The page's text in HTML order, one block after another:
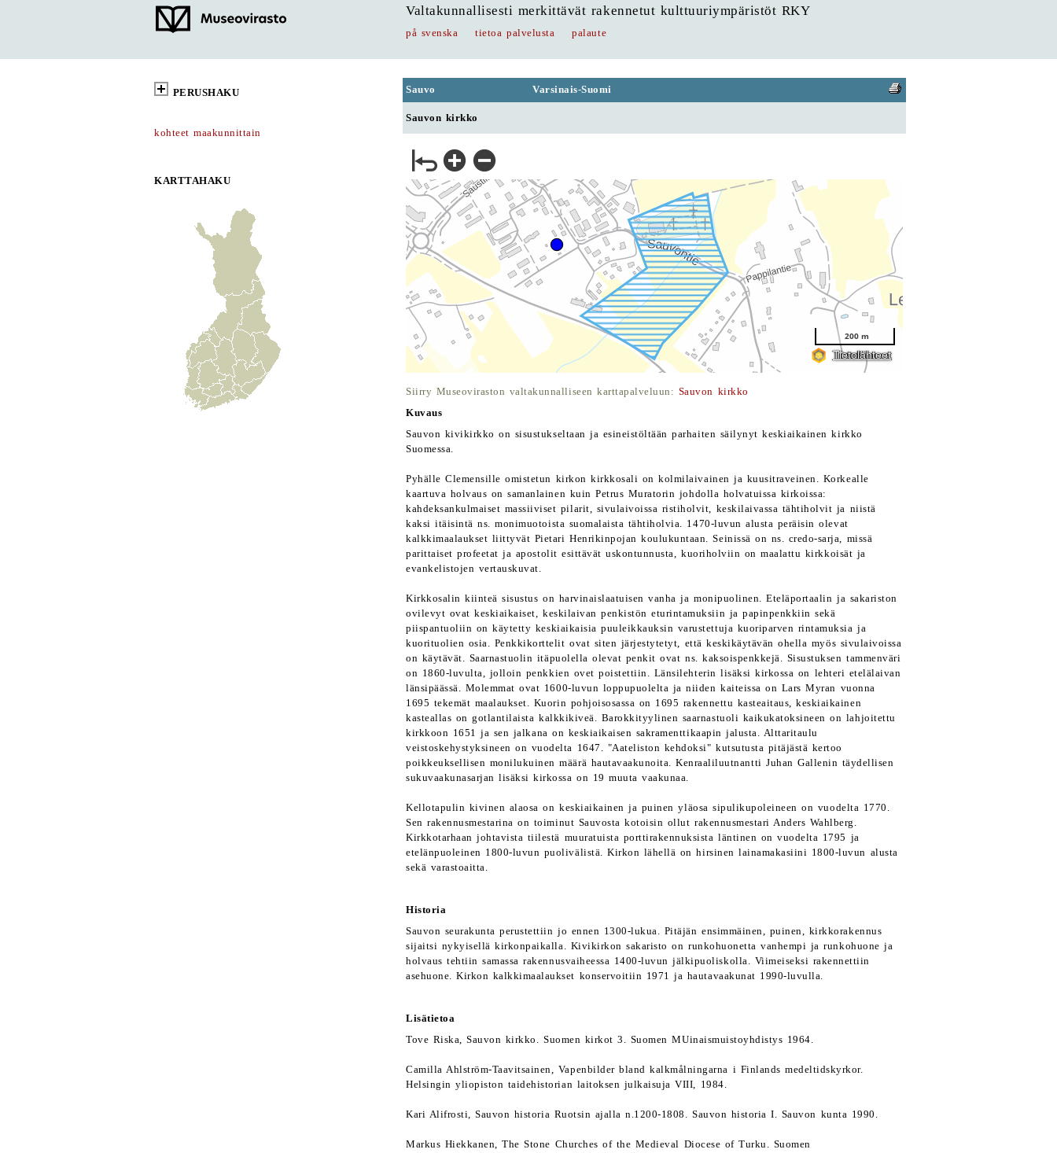
Valtakunnallisesti merkittävät rakennetut kulttuuriympäristöt RKY
på svenska tietoa palvelusta palaute
PERUSHAKU
kohteet maakunnittain
KARTTAHAKU
Sauvo Varsinais-Suomi
Sauvon kirkko
Siirry Museoviraston valtakunnalliseen karttapalveluun: Sauvon kirkko
Kuvaus
Sauvon kivikirkko on sisustukseltaan ja esineistöltään parhaiten säilynyt keskiaikainen kirkko
Suomessa.
Pyhälle Clemensille omistetun kirkon kirkkosali on kolmilaivainen ja kuusitraveinen. Korkealle
kaartuva holvaus on samanlainen kuin Petrus Muratorin johdolla holvatuissa kirkoissa:
kahdeksankulmaiset massiiviset pilarit, sivulaivoissa ristiholvit, keskilaivassa tähtiholvit ja niistä
kaksi itäisintä ns. monimuotoista suomalaista tähtiholvia. 1470-luvun alusta peräisin olevat
kalkkimaalaukset liittyvät Pietari Henrikinpojan koulukuntaan. Seinissä on ns. credo-sarja, missä
parittaiset profeetat ja apostolit esittävät uskontunnusta, kuoriholviin on maalattu kirkkoisät ja
evankelistojen vertauskuvat.
Kirkkosalin kiinteä sisustus on harvinaislaatuisen vanha ja monipuolinen. Eteläportaalin ja sakariston
ovilevyt ovat keskiaikaiset, keskilaivan penkistön eturintamuksiin ja papinpenkkiin sekä
piispantuoliin on käytetty keskiaikaisia puuleikkauksin varustettuja kuoriparven rintamuksia ja
kuorituolien osia. Penkkikorttelit ovat siten järjestytetyt, että keskikäytävän ohella myös sivulaivoissa
on käytävät. Saarnastuolin itäpuolella olevat penkit ovat ns. kaksoispenkkejä. Sisustuksen tammenväri
on 1860-luvulta, jolloin penkkien ovet poistettiin. Länsilehterin lisäksi kirkossa on lehteri etelälaivan
länsipäässä. Molemmat ovat 1600-luvun loppupuolelta ja niiden kaiteissa on Lars Myran vuonna
1695 tekemät maalaukset. Kuorin pohjoisosassa on 1695 rakennettu kasteaitaus, keskiaikainen
kasteallas on gotlantilaista kalkkikiveä. Barokkityylinen saarnastuoli kaikukatoksineen on lahjoitettu
kirkkoon 1651 ja sen jalkana on keskiaikaisen sakramenttikaapin jalusta. Alttaritaulu
veistoskehystyksineen on vuodelta 1647. "Aateliston kehdoksi" kutsutusta pitäjästä kertoo
poikkeuksellisen monilukuinen määrä hautavaakunoita. Kenraaliluutnantti Juhan Gallenin täydellisen
sukuvaakunasarjan lisäksi kirkossa on 19 muuta vaakunaa.
Kellotapulin kivinen alaosa on keskiaikainen ja puinen yläosa sipulikupoleineen on vuodelta 1770.
Sen rakennusmestarina on toiminut Sauvosta kotoisin ollut rakennusmestari Anders Wahlberg.
Kirkkotarhaan johtavista tiilestä muuratuista porttirakennuksista läntinen on vuodelta 1795 ja
etelänpuoleinen 1800-luvun puolivälistä. Kirkon lähellä on hirsinen lainamakasiini 1800-luvun alusta
sekä varastoaitta.
Historia
Sauvon seurakunta perustettiin jo ennen 1300-lukua. Pitäjän ensimmäinen, puinen, kirkkorakennus
sijaitsi nykyisellä kirkonpaikalla. Kivikirkon sakaristo on runkohuonetta vanhempi ja runkohuone ja
holvaus tehtiin samassa rakennusvaiheessa 1400-luvun jälkipuoliskolla. Viimeiseksi rakennettiin
asehuone. Kirkon kalkkimaalaukset konservoitiin 1971 ja hautavaakunat 1990-luvulla.
Lisätietoa
Tove Riska, Sauvon kirkko. Suomen kirkot 3. Suomen MUinaismuistoyhdistys 1964.
Camilla Ahlström-Taavitsainen, Vapenbilder bland kalkmålningarna i Finlands medeltidskyrkor.
Helsingin yliopiston taidehistorian laitoksen julkaisuja VIII, 1984.
Kari Alifrosti, Sauvon historia Ruotsin ajalla n.1200-1808. Sauvon historia I. Sauvon kunta 1990.
Markus Hiekkanen, The Stone Churches of the Medieval Diocese of Turku. Suomen